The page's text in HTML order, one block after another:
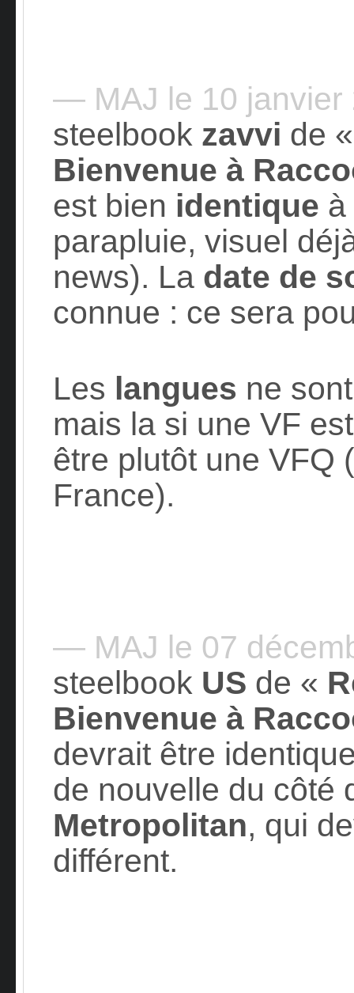
— MAJ le 10
steelbook zavvi de
Bienvenue à
est bien identique à
parapluie, visuel
news). La date de
connue : ce sera
Les langues ne
mais la si une VF
être plutôt une VFQ
France).
— MAJ le 07
steelbook US de «
Bienvenue à
devrait être
de nouvelle du côté
Metropolitan, qui
différent.